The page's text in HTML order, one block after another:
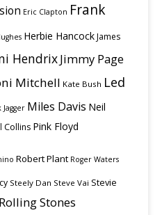
Eric Clapton Frank
Herbie HancockJames
HendrixJimmy Page
Mitchell Kate Bush Led
Jagger Miles Davis Neil
Collins Pink Floyd
Robert Plant Roger Waters
Steely Dan Steve Vai Stevie
Stones